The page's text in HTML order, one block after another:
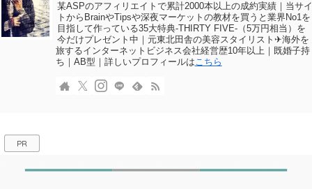
某ASPのアフィリエイトで累計2000本以上の成約実績｜当サ
トからBrainやTipsや深夜マーケットの教材を買うと業界No1を
目指して作っている35大特典-THIRTY FIVE-（5万円相当）を
今だけプレゼント中｜元東北田舎の美容スタイリスト✈海外を
旅するインターネットビジネス会社経営歴10年以上｜既婚子持
ち｜AB型｜詳しいプロフィールはこちら
PR